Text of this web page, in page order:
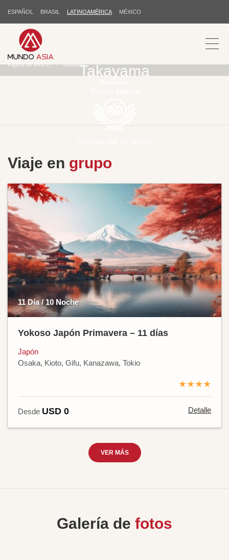
ESPAÑOL BRASIL LATINOAMÉRICA MÉXICO
Takayama
Página de inicio LT Takayama
Viaje en grupo
11 Día / 10 Noche
Yokoso Japón Primavera – 11 días
Japón
Osaka, Kioto, Gifu, Kanazawa, Tokio
★★★★
Desde USD 0 Detalle
VER MÁS
Galería de fotos